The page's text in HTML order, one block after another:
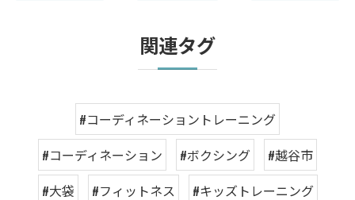
関連タグ
#コーディネーショントレーニング
#コーディネーション
#ボクシング
#越谷市
#大袋
#フィットネス #キッズトレーニング